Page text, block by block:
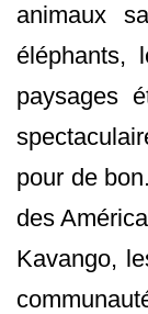
animaux
éléphants,
paysages
pour de
des
Kavango,